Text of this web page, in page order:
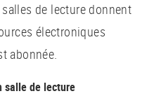
de lecture donnent
électroniques
abonnée.
salle de lecture